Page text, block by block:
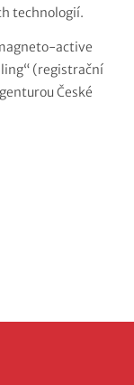
technologií.
active
(registrační
České